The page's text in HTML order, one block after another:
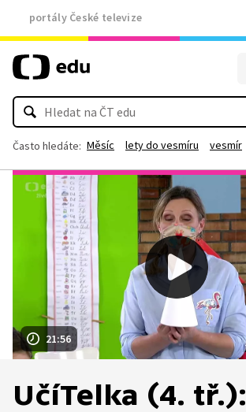
portály České televize
Často hledáte: Měsíc lety do vesmíru vesmír
21:56
UčíTelka (4. tř.):